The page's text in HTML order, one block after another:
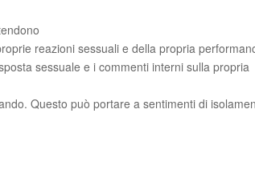
reazioni sessuali e della propria
sessuale e i commenti interni sulla propria
Questo può portare a sentimenti di